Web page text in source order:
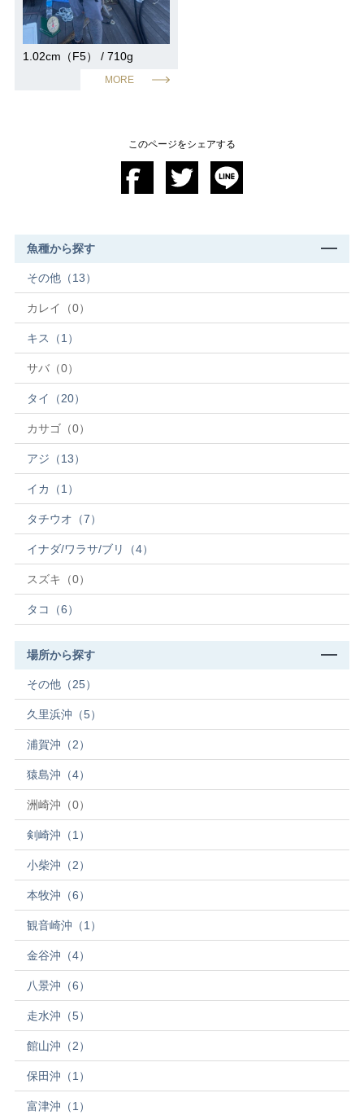
1.02cm（F5） / 710g
MORE
このページをシェアする
魚種から探す
その他（13）
カレイ（0）
キス（1）
サバ（0）
タイ（20）
カサゴ（0）
アジ（13）
イカ（1）
タチウオ（7）
イナダ/ワラサ/ブリ（4）
スズキ（0）
タコ（6）
場所から探す
その他（25）
久里浜沖（5）
浦賀沖（2）
猿島沖（4）
洲崎沖（0）
剣崎沖（1）
小柴沖（2）
本牧沖（6）
観音崎沖（1）
金谷沖（4）
八景沖（6）
走水沖（5）
館山沖（2）
保田沖（1）
富津沖（1）